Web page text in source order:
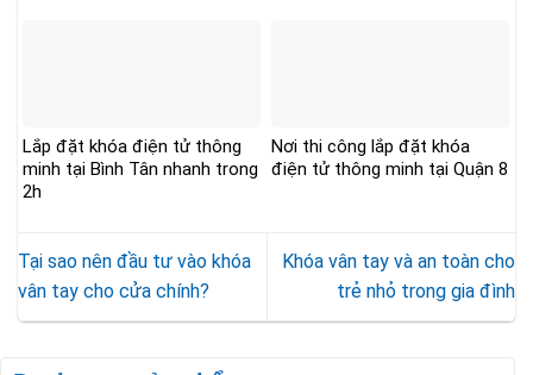
Lắp đặt khóa điện tử thông
minh tại Bình Tân nhanh trong
2h
Nơi thi công lắp đặt khóa
điện tử thông minh tại Quận 8
Tại sao nên đầu tư vào khóa
vân tay cho cửa chính?
Khóa vân tay và an toàn cho
trẻ nhỏ trong gia đình